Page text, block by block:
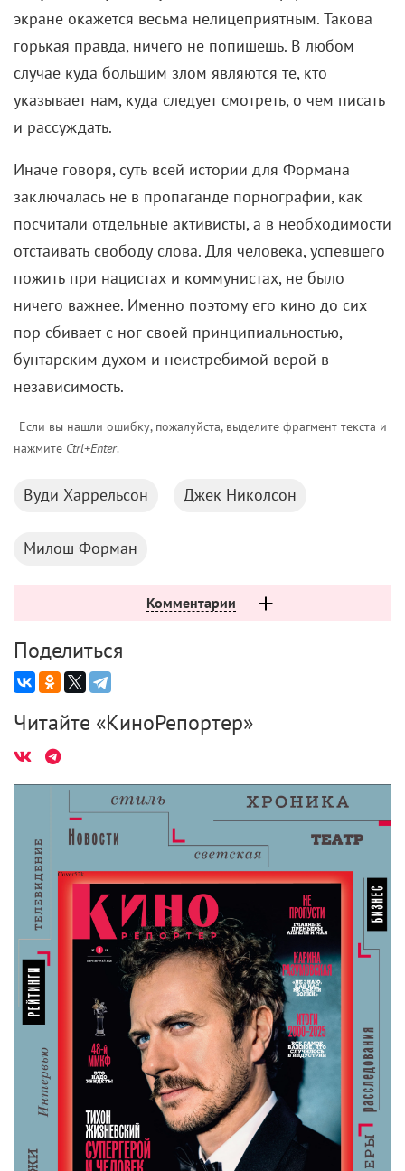
экране окажется весьма нелицеприятным. Такова
горькая правда, ничего не попишешь. В любом
случае куда большим злом являются те, кто
указывает нам, куда следует смотреть, о чем писать
и рассуждать.
Иначе говоря, суть всей истории для Формана
заключалась не в пропаганде порнографии, как
посчитали отдельные активисты, а в необходимости
отстаивать свободу слова. Для человека, успевшего
пожить при нацистах и коммунистах, не было
ничего важнее. Именно поэтому его кино до сих
пор сбивает с ног своей принципиальностью,
бунтарским духом и неистребимой верой в
независимость.
Если вы нашли ошибку, пожалуйста, выделите фрагмент текста и
нажмите Ctrl+Enter.
Вуди Харрельсон Джек Николсон
Милош Форман
Комментарии
Поделиться
Читайте «КиноРепортер»